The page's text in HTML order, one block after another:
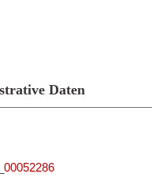
Daten